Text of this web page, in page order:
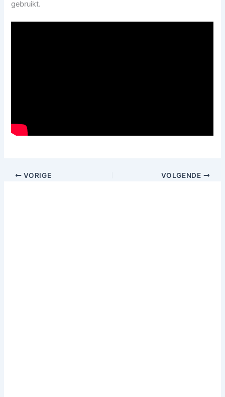
gebruikt.
VORIGE VOLGENDE